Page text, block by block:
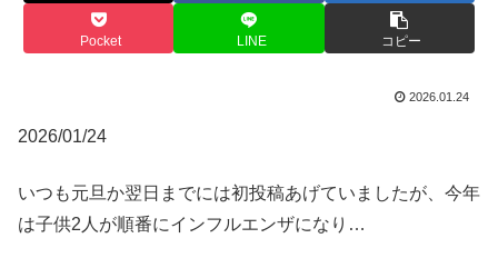
Pocket LINE コピー
2026.01.24
2026/01/24
いつも元旦か翌日までには初投稿あげていましたが、今年
は子供2人が順番にインフルエンザになり…